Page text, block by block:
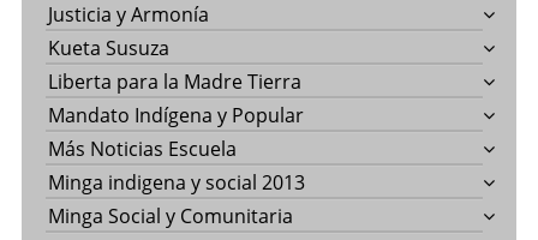
Justicia y Armonía
Kueta Susuza
Liberta para la Madre Tierra
Mandato Indígena y Popular
Más Noticias Escuela
Minga indigena y social 2013
Minga Social y Comunitaria